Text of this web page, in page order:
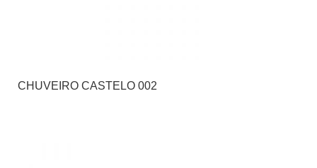
CHUVEIRO CASTELO 002